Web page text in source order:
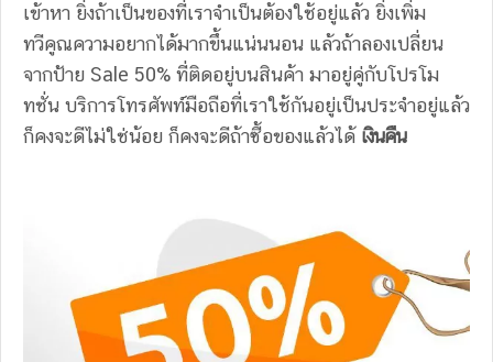
เข้าหา ยิ่งถ้าเป็นของที่เราจำเป็นต้องใช้อยู่แล้ว ยิ่งเพิ่ม
ทวีคูณความอยากได้มากขึ้นแน่นนอน แล้วถ้าลองเปลี่ยน
จากป้าย Sale 50% ที่ติดอยู่บนสินค้า มาอยู่คู่กับโปรโม
ทชั่น บริการโทรศัพท์มือถือที่เราใช้กันอยู่เป็นประจำอยู่แล้ว
ก็คงจะดีไม่ใช่น้อย ก็คงจะดีถ้าซื้อของแล้วได้ เงินคืน